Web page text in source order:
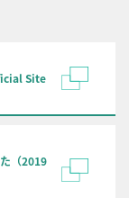
Site
（2019